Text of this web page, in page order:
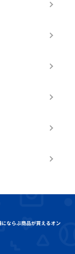
にならぶ商品が買えるオン